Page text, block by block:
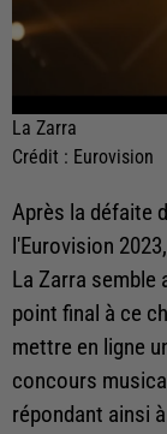
La Zarra
Crédit : Eurovision
Après la défaite
l'Eurovision
La Zarra
point final à ce
mettre en ligne
concours
répondant ainsi